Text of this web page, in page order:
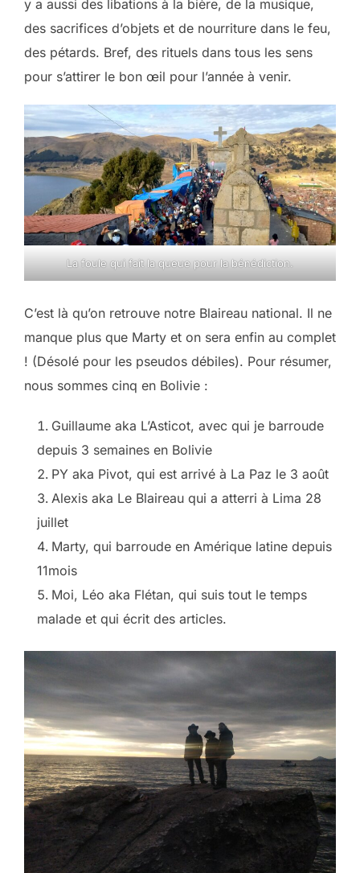
y a aussi des libations à la bière, de la musique,
des sacrifices d’objets et de nourriture dans le feu,
des pétards. Bref, des rituels dans tous les sens
pour s’attirer le bon œil pour l’année à venir.
La foule qui fait la queue pour la bénédiction.
C’est là qu’on retrouve notre Blaireau national. Il ne
manque plus que Marty et on sera enfin au complet
! (Désolé pour les pseudos débiles). Pour résumer,
nous sommes cinq en Bolivie :
Guillaume aka L’Asticot, avec qui je barroude
depuis 3 semaines en Bolivie
PY aka Pivot, qui est arrivé à La Paz le 3 août
Alexis aka Le Blaireau qui a atterri à Lima 28
juillet
Marty, qui barroude en Amérique latine depuis
11mois
Moi, Léo aka Flétan, qui suis tout le temps
malade et qui écrit des articles.